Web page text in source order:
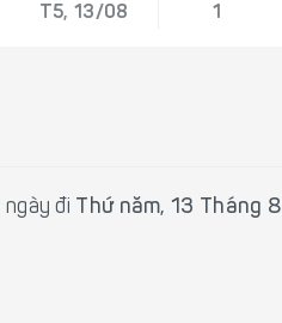
T5, 13/08
1
ngày đi Thứ năm, 13 Tháng 8